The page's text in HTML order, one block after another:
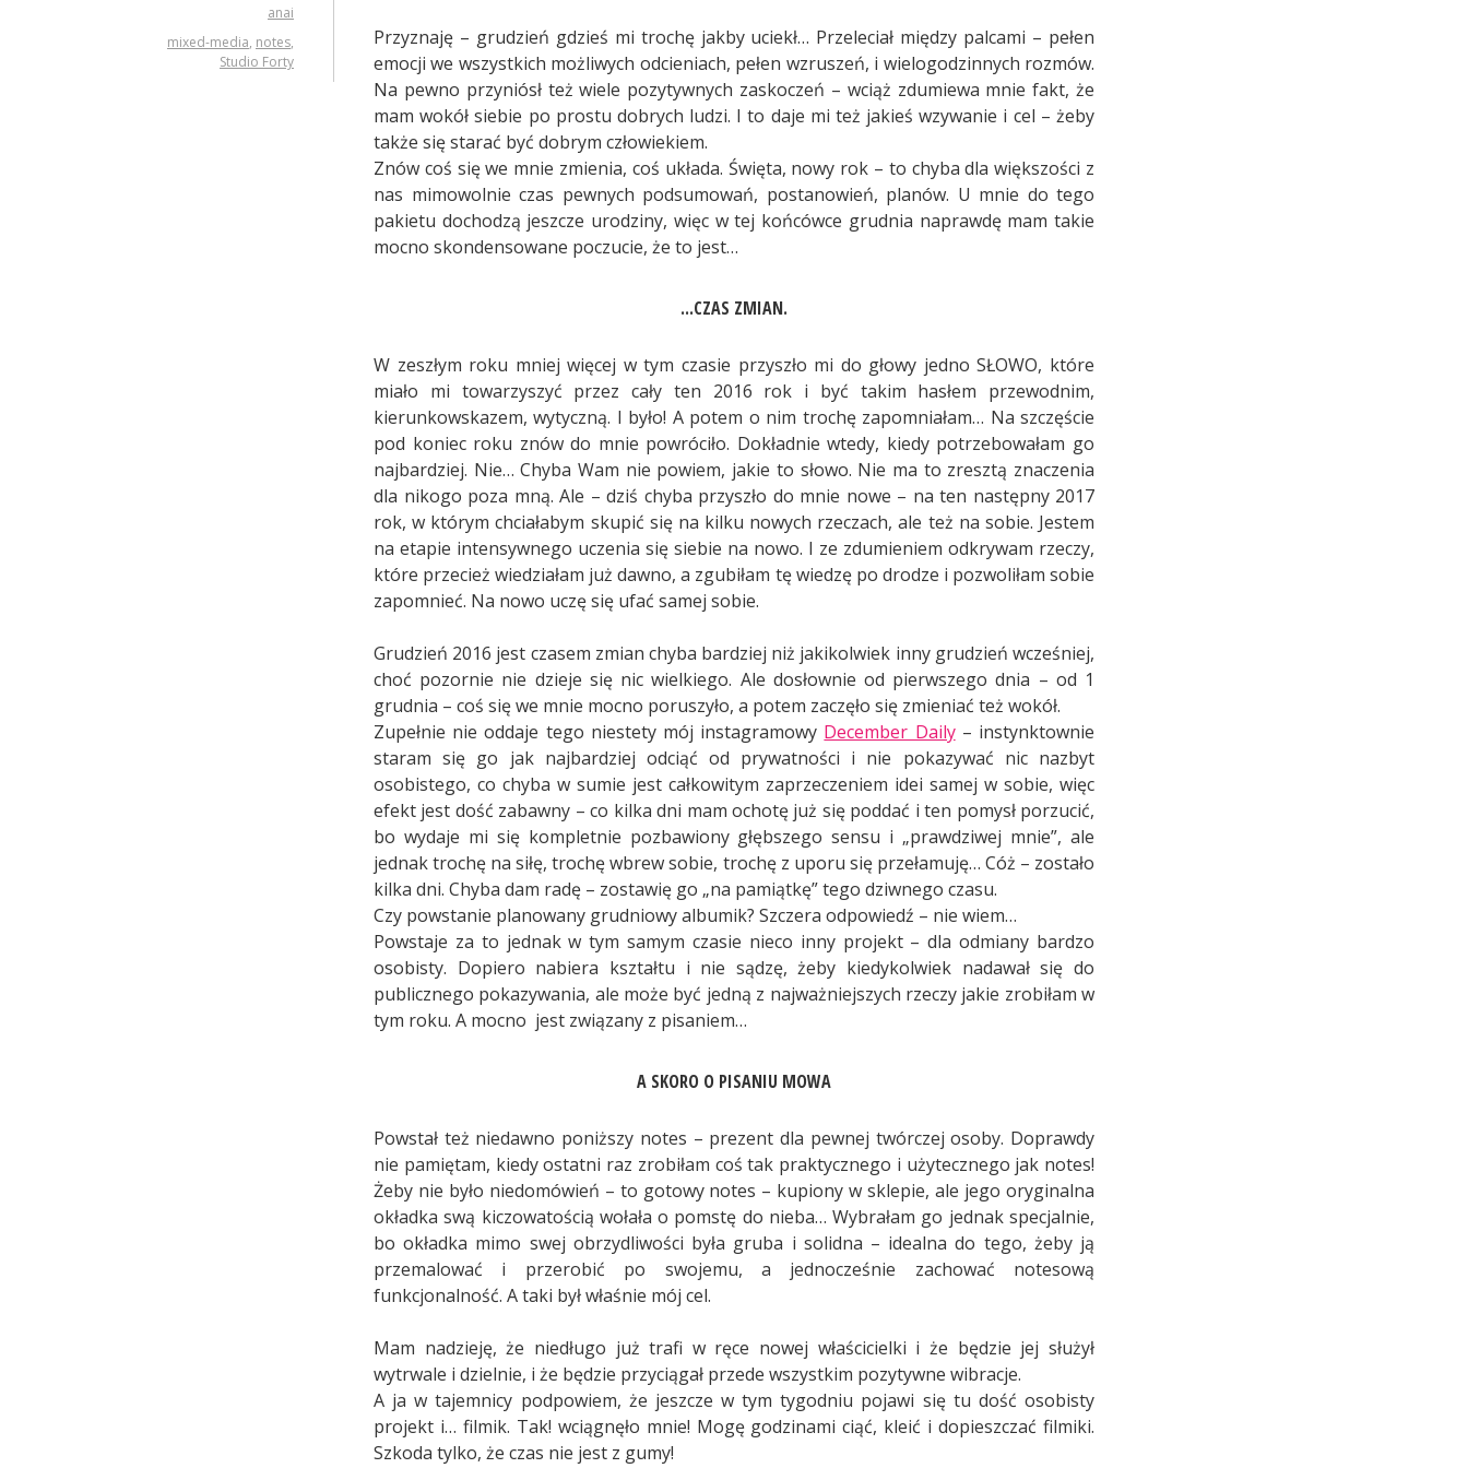
anai
mixed-media, notes,
Studio Forty
Przyznaję – grudzień gdzieś mi trochę jakby uciekł… Przeleciał między palcami – pełen
emocji we wszystkich możliwych odcieniach, pełen wzruszeń, i wielogodzinnych rozmów.
Na pewno przyniósł też wiele pozytywnych zaskoczeń – wciąż zdumiewa mnie fakt, że
mam wokół siebie po prostu dobrych ludzi. I to daje mi też jakieś wzywanie i cel – żeby
także się starać być dobrym człowiekiem.
Znów coś się we mnie zmienia, coś układa. Święta, nowy rok – to chyba dla większości z
nas mimowolnie czas pewnych podsumowań, postanowień, planów. U mnie do tego
pakietu dochodzą jeszcze urodziny, więc w tej końcówce grudnia naprawdę mam takie
mocno skondensowane poczucie, że to jest…
...CZAS ZMIAN.
W zeszłym roku mniej więcej w tym czasie przyszło mi do głowy jedno SŁOWO, które
miało mi towarzyszyć przez cały ten 2016 rok i być takim hasłem przewodnim,
kierunkowskazem, wytyczną. I było! A potem o nim trochę zapomniałam… Na szczęście
pod koniec roku znów do mnie powróciło. Dokładnie wtedy, kiedy potrzebowałam go
najbardziej. Nie… Chyba Wam nie powiem, jakie to słowo. Nie ma to zresztą znaczenia
dla nikogo poza mną. Ale – dziś chyba przyszło do mnie nowe – na ten następny 2017
rok, w którym chciałabym skupić się na kilku nowych rzeczach, ale też na sobie. Jestem
na etapie intensywnego uczenia się siebie na nowo. I ze zdumieniem odkrywam rzeczy,
które przecież wiedziałam już dawno, a zgubiłam tę wiedzę po drodze i pozwoliłam sobie
zapomnieć. Na nowo uczę się ufać samej sobie.
Grudzień 2016 jest czasem zmian chyba bardziej niż jakikolwiek inny grudzień wcześniej,
choć pozornie nie dzieje się nic wielkiego. Ale dosłownie od pierwszego dnia – od 1
grudnia – coś się we mnie mocno poruszyło, a potem zaczęło się zmieniać też wokół.
Zupełnie nie oddaje tego niestety mój instagramowy December Daily– instynktownie
staram się go jak najbardziej odciąć od prywatności i nie pokazywać nic nazbyt
osobistego, co chyba w sumie jest całkowitym zaprzeczeniem idei samej w sobie, więc
efekt jest dość zabawny – co kilka dni mam ochotę już się poddać i ten pomysł porzucić,
bo wydaje mi się kompletnie pozbawiony głębszego sensu i „prawdziwej mnie”, ale
jednak trochę na siłę, trochę wbrew sobie, trochę z uporu się przełamuję… Cóż – zostało
kilka dni. Chyba dam radę – zostawię go „na pamiątkę” tego dziwnego czasu.
Czy powstanie planowany grudniowy albumik? Szczera odpowiedź – nie wiem…
Powstaje za to jednak w tym samym czasie nieco inny projekt – dla odmiany bardzo
osobisty. Dopiero nabiera kształtu i nie sądzę, żeby kiedykolwiek nadawał się do
publicznego pokazywania, ale może być jedną z najważniejszych rzeczy jakie zrobiłam w
tym roku. A mocno jest związany z pisaniem…
A SKORO O PISANIU MOWA
Powstał też niedawno poniższy notes – prezent dla pewnej twórczej osoby. Doprawdy
nie pamiętam, kiedy ostatni raz zrobiłam coś tak praktycznego i użytecznego jak notes!
Żeby nie było niedomówień – to gotowy notes – kupiony w sklepie, ale jego oryginalna
okładka swą kiczowatością wołała o pomstę do nieba… Wybrałam go jednak specjalnie,
bo okładka mimo swej obrzydliwości była gruba i solidna – idealna do tego, żeby ją
przemalować i przerobić po swojemu, a jednocześnie zachować notesową
funkcjonalność. A taki był właśnie mój cel.
Mam nadzieję, że niedługo już trafi w ręce nowej właścicielki i że będzie jej służył
wytrwale i dzielnie, i że będzie przyciągał przede wszystkim pozytywne wibracje.
A ja w tajemnicy podpowiem, że jeszcze w tym tygodniu pojawi się tu dość osobisty
projekt i… filmik. Tak! wciągnęło mnie! Mogę godzinami ciąć, kleić i dopieszczać filmiki.
Szkoda tylko, że czas nie jest z gumy!